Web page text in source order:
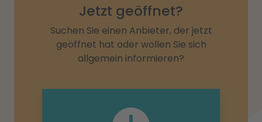
Jetzt geöffnet?
Suchen Sie einen Anbieter, der jetzt
geöffnet hat oder wollen Sie sich
allgemein informieren?